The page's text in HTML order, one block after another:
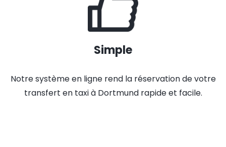
Simple
Notre système en ligne rend la réservation de votre
transfert en taxi à Dortmund rapide et facile.